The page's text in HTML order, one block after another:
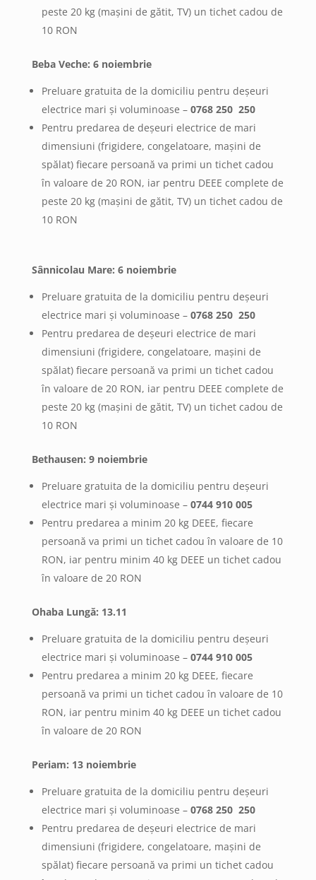
peste 20 kg (mașini de gătit, TV) un tichet cadou de
10 RON
Beba Veche: 6 noiembrie
Preluare gratuita de la domiciliu pentru deșeuri
electrice mari și voluminoase – 0768 250 250
Pentru predarea de deșeuri electrice de mari
dimensiuni (frigidere, congelatoare, mașini de
spălat) fiecare persoană va primi un tichet cadou
în valoare de 20 RON, iar pentru DEEE complete de
peste 20 kg (mașini de gătit, TV) un tichet cadou de
10 RON
Sânnicolau Mare: 6 noiembrie
Preluare gratuita de la domiciliu pentru deșeuri
electrice mari și voluminoase – 0768 250 250
Pentru predarea de deșeuri electrice de mari
dimensiuni (frigidere, congelatoare, mașini de
spălat) fiecare persoană va primi un tichet cadou
în valoare de 20 RON, iar pentru DEEE complete de
peste 20 kg (mașini de gătit, TV) un tichet cadou de
10 RON
Bethausen: 9 noiembrie
Preluare gratuita de la domiciliu pentru deșeuri
electrice mari și voluminoase – 0744 910 005
Pentru predarea a minim 20 kg DEEE, fiecare
persoană va primi un tichet cadou în valoare de 10
RON, iar pentru minim 40 kg DEEE un tichet cadou
în valoare de 20 RON
Ohaba Lungă: 13.11
Preluare gratuita de la domiciliu pentru deșeuri
electrice mari și voluminoase – 0744 910 005
Pentru predarea a minim 20 kg DEEE, fiecare
persoană va primi un tichet cadou în valoare de 10
RON, iar pentru minim 40 kg DEEE un tichet cadou
în valoare de 20 RON
Periam: 13 noiembrie
Preluare gratuita de la domiciliu pentru deșeuri
electrice mari și voluminoase – 0768 250 250
Pentru predarea de deșeuri electrice de mari
dimensiuni (frigidere, congelatoare, mașini de
spălat) fiecare persoană va primi un tichet cadou